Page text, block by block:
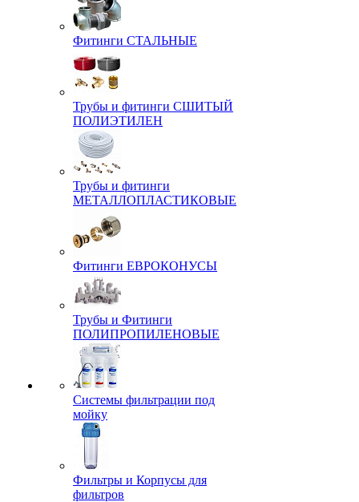
Фитинги СТАЛЬНЫЕ
Трубы и фитинги СШИТЫЙ
ПОЛИЭТИЛЕН
Трубы и фитинги
МЕТАЛЛОПЛАСТИКОВЫЕ
Фитинги ЕВРОКОНУСЫ
Трубы и Фитинги
ПОЛИПРОПИЛЕНОВЫЕ
Системы фильтрации под
мойку
Фильтры и Корпусы для
фильтров